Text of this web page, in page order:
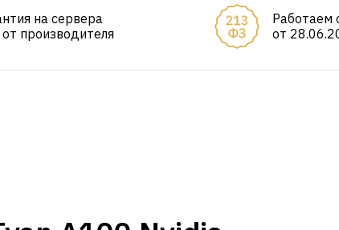
на сервера
производителя
Работаем
от